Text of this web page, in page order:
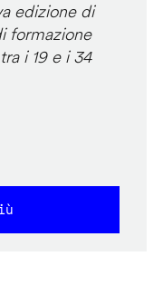
edizione di
formazione
i 19 e i 34